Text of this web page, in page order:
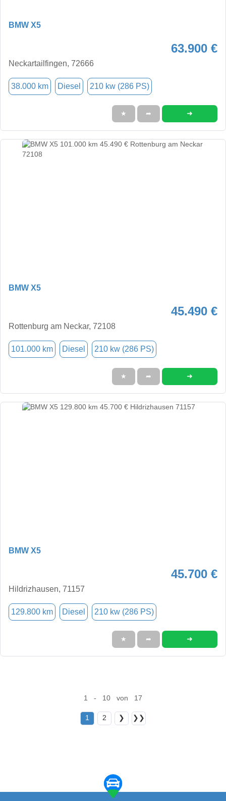
BMW X5
63.900 €
Neckartailfingen, 72666
38.000 km Diesel 210 kw (286 PS)
★ ➦ ➜
BMW X5
45.490 €
Rottenburg am Neckar, 72108
101.000 km Diesel 210 kw (286 PS)
★ ➦ ➜
BMW X5
45.700 €
Hildrizhausen, 71157
129.800 km Diesel 210 kw (286 PS)
★ ➦ ➜
1 - 10 von 17
1 2 ❯ ❯❯